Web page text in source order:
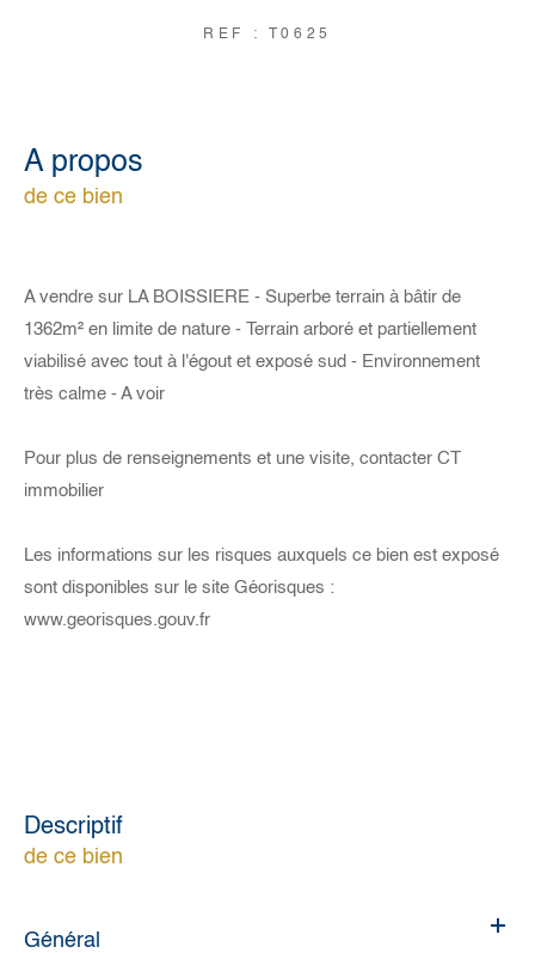
REF : T0625
a propos
de ce bien
A vendre sur LA BOISSIERE - Superbe terrain à bâtir de
1362m² en limite de nature - Terrain arboré et partiellement
viabilisé avec tout à l'égout et exposé sud - Environnement
très calme - A voir
Pour plus de renseignements et une visite, contacter CT
immobilier
Les informations sur les risques auxquels ce bien est exposé
sont disponibles sur le site Géorisques :
www.georisques.gouv.fr
descriptif
de ce bien
Général